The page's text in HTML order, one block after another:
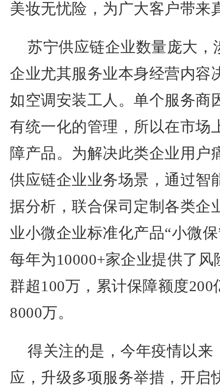
美妆无忧险，为广大客户带来
苏宁供应链企业数量庞大，
企业尤其服务业本身经营内容
如空调安装工人。单个服务商
有统一化的管理，所以在市场
障产品。为解决此类企业用户
供应链企业业务场景，通过智
据分析，联合保司定制各类企
业小微企业标准化产品“小微
每年为10000+家企业提供了
群超100万，累计保障额度200
8000万。
得关注的是，今年疫情以来
应，升级多项服务举措，开启